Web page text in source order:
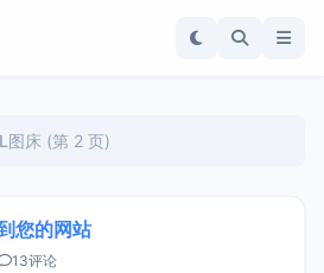
图床 (第 2 页)
您的网站
13评论